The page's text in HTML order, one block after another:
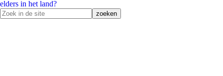
elders in het land?